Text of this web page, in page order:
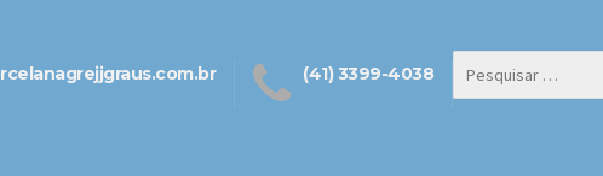
(41) 3399-4038